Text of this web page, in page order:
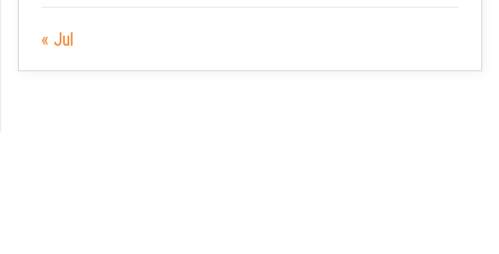
« Jul